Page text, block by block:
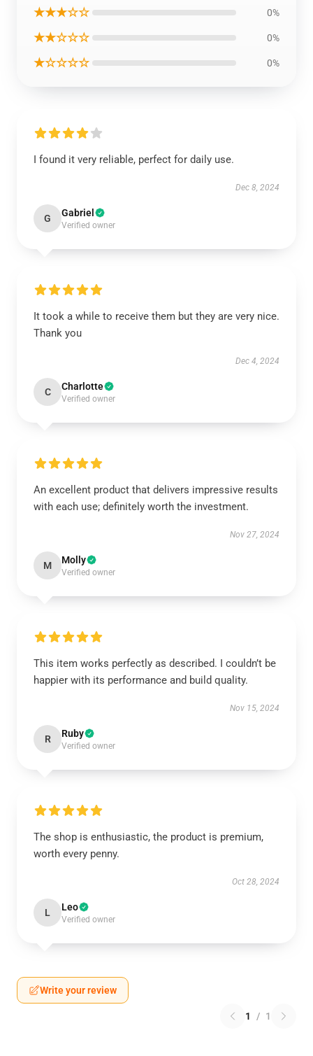
★★★☆☆ 0%
★★☆☆☆ 0%
★☆☆☆☆ 0%
I found it very reliable, perfect for daily use.
Dec 8, 2024
G Gabriel
Verified owner
It took a while to receive them but they are very nice.
Thank you
Dec 4, 2024
C Charlotte
Verified owner
An excellent product that delivers impressive results
with each use; definitely worth the investment.
Nov 27, 2024
M Molly
Verified owner
This item works perfectly as described. I couldn’t be
happier with its performance and build quality.
Nov 15, 2024
R Ruby
Verified owner
The shop is enthusiastic, the product is premium,
worth every penny.
Oct 28, 2024
L Leo
Verified owner
Write your review
1 / 1